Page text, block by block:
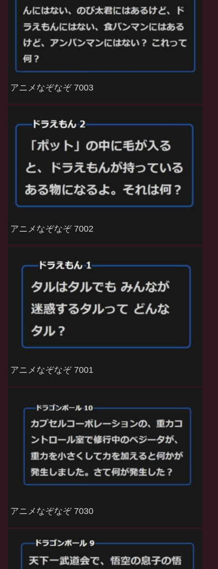
アニメなぞなぞ 7003
アニメなぞなぞ 7002
アニメなぞなぞ 7001
アニメなぞなぞ 7030